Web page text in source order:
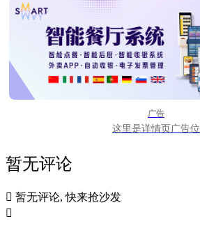
广告
这里是详情页广告位
暂无评论
 暂无评论, 快来抢沙发
